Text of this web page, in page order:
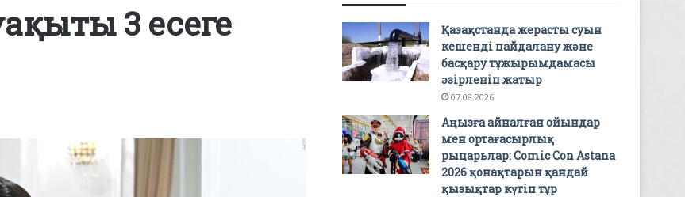
3 есеге
Қазақстанда жерасты суын
кешенді пайдалану және
басқару тұжырымдамасы
әзірленіп жатыр
07.08.2026
Аңызға айналған ойындар
мен ортағасырлық
рыцарьлар: Comic Con Astana
2026 қонақтарын қандай
қызықтар күтіп тұр